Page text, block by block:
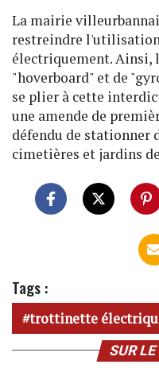
La mairie
restreindre
électriquement. Ainsi,
"hoverboard" et de
se plier à cette
une amende de
défendu de stationner
cimetières et jardins
Tags :
trottinette
SUR